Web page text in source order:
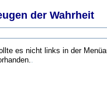
der Wahrheit
es nicht links in der